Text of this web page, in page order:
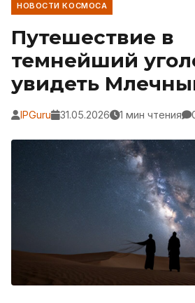
НОВОСТИ КОСМОСА
Путешествие в
темнейший
увидеть
IPGuru 31.05.2026 1 мин чтения